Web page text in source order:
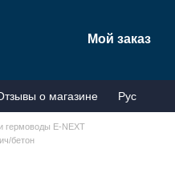
Мой заказ
о магазине Рус
гермоводы E-NEXT
бетон